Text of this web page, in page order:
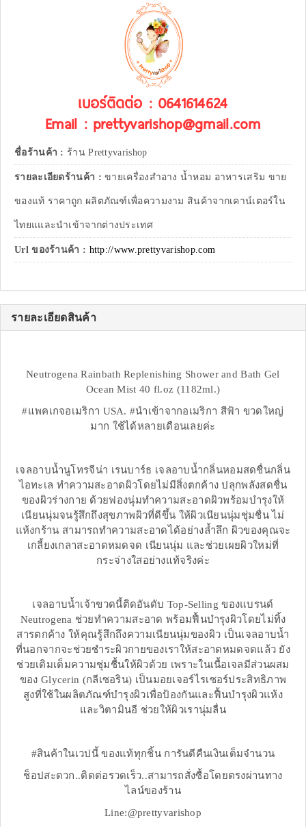
เบอร์ติดต่อ : 0641614624
Email : prettyvarishop@gmail.com
ชื่อร้านค้า : ร้าน Prettyvarishop
รายละเอียดร้านค้า :ขายเครื่องสำอาง น้ำหอม อาหารเสริม ขาย
ของแท้ ราคาถูก ผลิตภัณฑ์เพื่อความงาม สินค้าจากเคาน์เตอร์ใน
ไทยแและนำเข้าจากต่างประเทศ
Url ของร้านค้า : http://www.prettyvarishop.com
รายละเอียดสินค้า
Neutrogena Rainbath Replenishing Shower and Bath Gel
Ocean Mist 40 fl.oz (1182ml.)
#แพคเกจอเมริกา USA. #นำเข้าจากอเมริกา สีฟ้า ขวดใหญ่
มาก ใช้ได้หลายเดือนเลยค่ะ
เจลอาบน้ำนูโทรจีน่า เรนบาร์ธ เจลอาบน้ำกลิ่นหอมสดชื่นกลิ่น
ไอทะเล ทำความสะอาดผิวโดยไม่มีสิ่งตกค้าง ปลุกพลังสดชื่น
ของผิวร่างกาย ด้วยฟองนุ่มทำความสะอาดผิวพร้อมบำรุงให้
เนียนนุ่มจนรู้สึกถึงสุขภาพผิวที่ดีขึ้น ให้ผิวเนียนนุ่มชุ่มชื่น ไม่
แห้งกร้าน สามารถทำความสะอาดได้อย่างล้ำลึก ผิวของคุณจะ
เกลี้ยงเกลาสะอาดหมดจด เนียนนุ่ม และช่วยเผยผิวใหม่ที่
กระจ่างใสอย่างแท้จริงค่ะ
เจลอาบน้ำเจ้าขวดนี้ติดอันดับ Top-Selling ของแบรนด์
Neutrogena ช่วยทำความสะอาด พร้อมฟื้นบำรุงผิวโดยไม่ทิ้ง
สารตกค้าง ให้คุณรู้สึกถึงความเนียนนุ่มของผิว เป็นเจลอาบน้ำ
ที่นอกจากจะช่วยชำระผิวกายของเราให้สะอาดหมดจดแล้ว ยัง
ช่วยเติมเต็มความชุ่มชื้นให้ผิวด้วย เพราะในเนื้อเจลมีส่วนผสม
ของ Glycerin (กลีเซอริน) เป็นมอยเจอร์ไรเซอร์ประสิทธิภาพ
สูงที่ใช้ในผลิตภัณฑ์บำรุงผิวเพื่อป้องกันและฟื้นบำรุงผิวแห้ง
และวิตามินอี ช่วยให้ผิวเรานุ่มลื่น
#สินค้าในเวปนี้ ของแท้ทุกชิ้น การันตีคืนเงินเต็มจำนวน
ช็อปสะดวก..ติดต่อรวดเร็ว..สามารถสั่งซื้อโดยตรงผ่านทาง
ไลน์ของร้าน
Line:@prettyvarishop